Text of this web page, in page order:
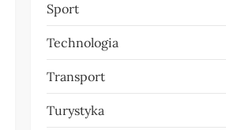
Sport
Technologia
Transport
Turystyka